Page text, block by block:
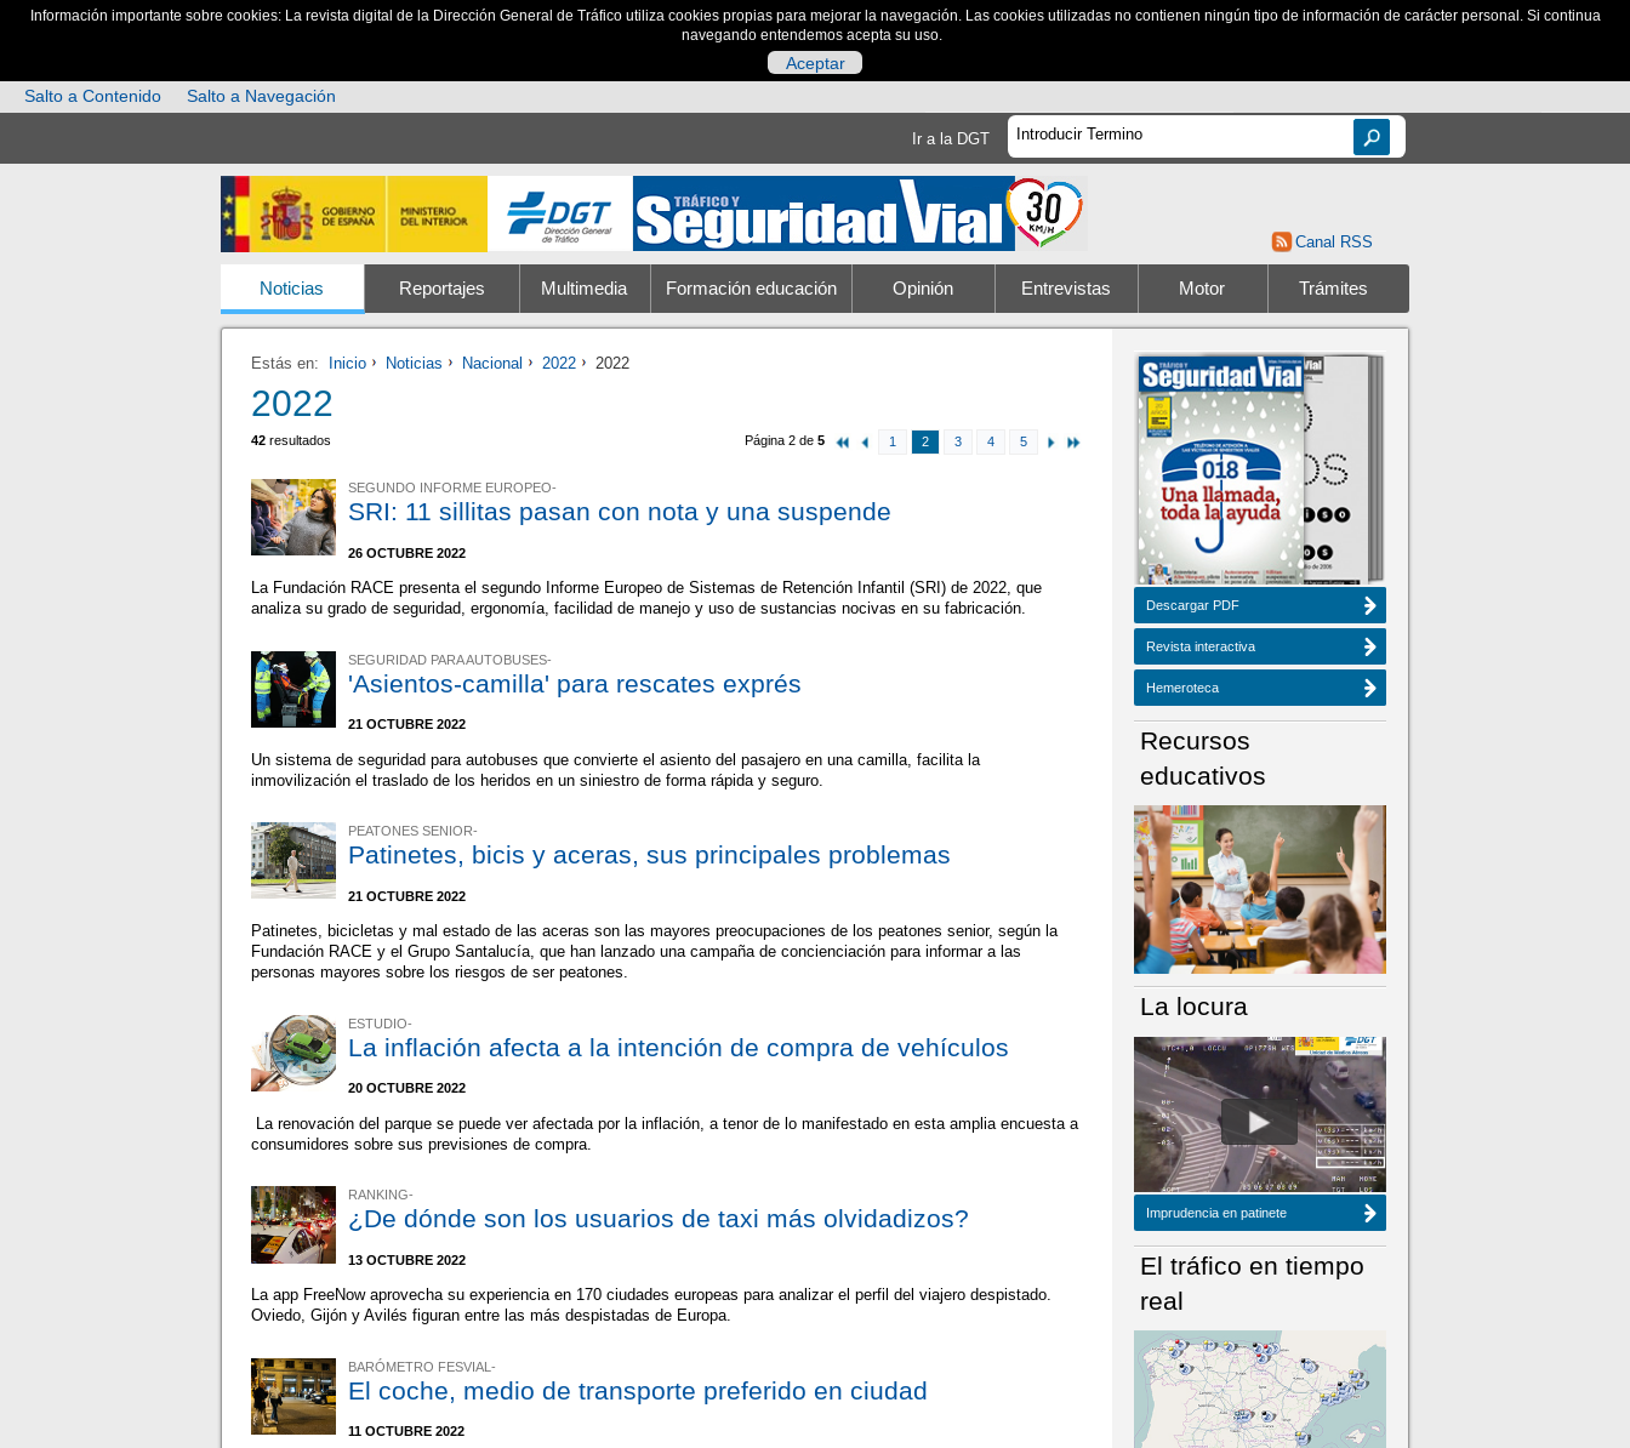
Información importante sobre cookies: La revista digital de la Dirección General de Tráfico utiliza cookies propias para mejorar la navegación. Las cookies utilizadas no contienen ningún tipo de información de carácter personal. Si continua
navegando entendemos acepta su uso.
Aceptar
Salto a Contenido
Salto a Navegación
Ir a la DGT
Canal RSS
Noticias Reportajes Multimedia Formación educación Opinión Entrevistas Motor Trámites
Estás en: Inicio Noticias Nacional 2022 2022
2022
42 resultados Página 2 de5 1 2 3 4 5
SEGUNDO INFORME EUROPEO-
SRI: 11 sillitas pasan con nota y una suspende
26 OCTUBRE 2022
La Fundación RACE presenta el segundo Informe Europeo de Sistemas de Retención Infantil (SRI) de 2022, que
analiza su grado de seguridad, ergonomía, facilidad de manejo y uso de sustancias nocivas en su fabricación.
SEGURIDAD PARA AUTOBUSES-
'Asientos-camilla' para rescates exprés
21 OCTUBRE 2022
Un sistema de seguridad para autobuses que convierte el asiento del pasajero en una camilla, facilita la
inmovilización el traslado de los heridos en un siniestro de forma rápida y seguro.
PEATONES SENIOR-
Patinetes, bicis y aceras, sus principales problemas
21 OCTUBRE 2022
Patinetes, bicicletas y mal estado de las aceras son las mayores preocupaciones de los peatones senior, según la
Fundación RACE y el Grupo Santalucía, que han lanzado una campaña de concienciación para informar a las
personas mayores sobre los riesgos de ser peatones.
ESTUDIO-
La inflación afecta a la intención de compra de vehículos
20 OCTUBRE 2022
La renovación del parque se puede ver afectada por la inflación, a tenor de lo manifestado en esta amplia encuesta a
consumidores sobre sus previsiones de compra.
RANKING-
¿De dónde son los usuarios de taxi más olvidadizos?
13 OCTUBRE 2022
La app FreeNow aprovecha su experiencia en 170 ciudades europeas para analizar el perfil del viajero despistado.
Oviedo, Gijón y Avilés figuran entre las más despistadas de Europa.
BARÓMETRO FESVIAL-
El coche, medio de transporte preferido en ciudad
11 OCTUBRE 2022
NÚMERO ACTUAL HEMEROTECA
Descargar PDF
Revista interactiva
Hemeroteca
Recursos
educativos
La locura
Imprudencia en patinete
El tráfico en tiempo
real